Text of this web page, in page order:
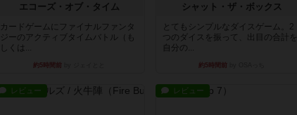
エコーズ・オブ・タイム
カードゲームにファイナルファンタ
ジーのアクティブタイムバトル（も
しくは...
約5時間前
シャット・ザ・ボックス
とてもシンプルなダイスゲーム。2
つのダイスを振って、出目の合計を
自分の...
約5時間前
レビュー レビュー